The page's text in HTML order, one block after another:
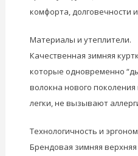
комфорта, долговечности
Материалы и утеплители.
Качественная зимняя
которые одновременно
волокна нового
легки, не вызывают
Технологичность и
Брендовая зимняя